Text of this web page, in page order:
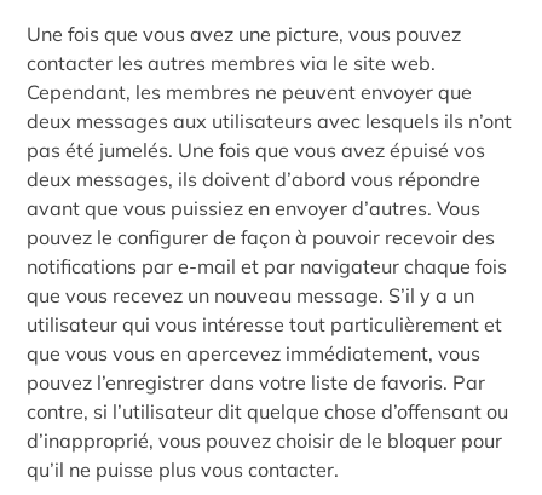
Une fois que vous avez une picture, vous pouvez
contacter les autres membres via le site web.
Cependant, les membres ne peuvent envoyer que
deux messages aux utilisateurs avec lesquels ils n’ont
pas été jumelés. Une fois que vous avez épuisé vos
deux messages, ils doivent d’abord vous répondre
avant que vous puissiez en envoyer d’autres. Vous
pouvez le configurer de façon à pouvoir recevoir des
notifications par e-mail et par navigateur chaque fois
que vous recevez un nouveau message. S’il y a un
utilisateur qui vous intéresse tout particulièrement et
que vous vous en apercevez immédiatement, vous
pouvez l’enregistrer dans votre liste de favoris. Par
contre, si l’utilisateur dit quelque chose d’offensant ou
d’inapproprié, vous pouvez choisir de le bloquer pour
qu’il ne puisse plus vous contacter.